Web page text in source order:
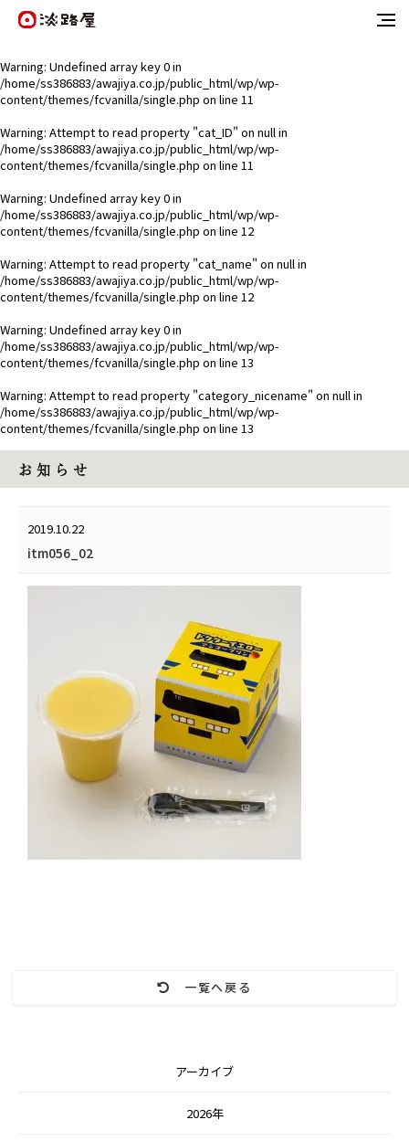
Warning: Undefined array key 0 in
/home/ss386883/awajiya.co.jp/public_html/wp/wp-
content/themes/fcvanilla/single.php on line 11
Warning: Attempt to read property "cat_ID" on null in
/home/ss386883/awajiya.co.jp/public_html/wp/wp-
content/themes/fcvanilla/single.php on line 11
Warning: Undefined array key 0 in
/home/ss386883/awajiya.co.jp/public_html/wp/wp-
content/themes/fcvanilla/single.php on line 12
Warning: Attempt to read property "cat_name" on null in
/home/ss386883/awajiya.co.jp/public_html/wp/wp-
content/themes/fcvanilla/single.php on line 12
Warning: Undefined array key 0 in
/home/ss386883/awajiya.co.jp/public_html/wp/wp-
content/themes/fcvanilla/single.php on line 13
Warning: Attempt to read property "category_nicename" on null in
/home/ss386883/awajiya.co.jp/public_html/wp/wp-
content/themes/fcvanilla/single.php on line 13
お 知 ら せ
2019.10.22
itm056_02
一覧へ戻る
アーカイブ
2026年